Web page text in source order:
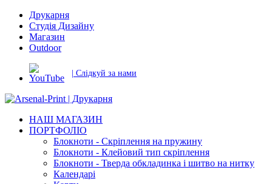
Друкарня
Студія Дизайну
Магазин
Outdoor
| Слідкуй за нами
НАШ МАГАЗИН
ПОРТФОЛІО
Блокноти - Скріплення на пружину
Блокноти - Клейовий тип скріплення
Блокноти - Тверда обкладинка і шитво на нитку
Календарі